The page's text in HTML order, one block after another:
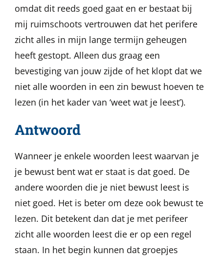
omdat dit reeds goed gaat en er bestaat bij
mij ruimschoots vertrouwen dat het perifere
zicht alles in mijn lange termijn geheugen
heeft gestopt. Alleen dus graag een
bevestiging van jouw zijde of het klopt dat we
niet alle woorden in een zin bewust hoeven te
lezen (in het kader van ‘weet wat je leest’).
Antwoord
Wanneer je enkele woorden leest waarvan je
je bewust bent wat er staat is dat goed. De
andere woorden die je niet bewust leest is
niet goed. Het is beter om deze ook bewust te
lezen. Dit betekent dan dat je met perifeer
zicht alle woorden leest die er op een regel
staan. In het begin kunnen dat groepjes